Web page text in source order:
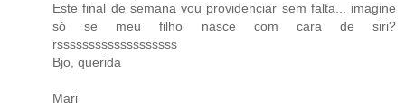
Este final de semana vou providenciar sem falta... imagine
só se meu filho nasce com cara de siri?
rsssssssssssssssssss
Bjo, querida
Mari